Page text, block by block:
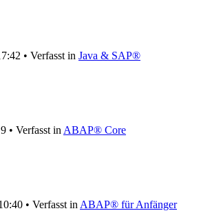
• Verfasst in Java & SAP®
• Verfasst in ABAP® Core
• Verfasst in ABAP® für Anfänger